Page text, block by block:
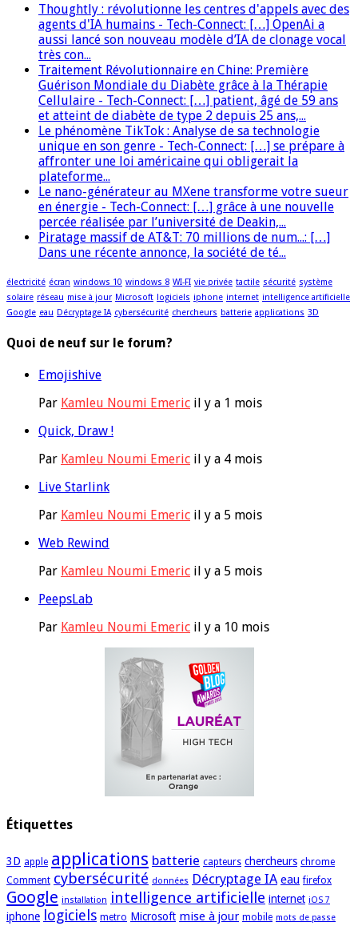
Thoughtly : révolutionne les centres d'appels avec des
agents d'IA humains - Tech-Connect: […] OpenAi a
aussi lancé son nouveau modèle d’IA de clonage vocal
très con...
Traitement Révolutionnaire en Chine: Première
Guérison Mondiale du Diabète grâce à la Thérapie
Cellulaire - Tech-Connect: […] patient, âgé de 59 ans
et atteint de diabète de type 2 depuis 25 ans,...
Le phénomène TikTok : Analyse de sa technologie
unique en son genre - Tech-Connect: […] se prépare à
affronter une loi américaine qui obligerait la
plateforme...
Le nano-générateur au MXene transforme votre sueur
en énergie - Tech-Connect: […] grâce à une nouvelle
percée réalisée par l’université de Deakin,...
Piratage massif de AT&T: 70 millions de num...: […]
Dans une récente annonce, la société de té...
électricité écran windows 10 windows 8 WI-FI vie privée tactile sécurité système
solaire réseau mise à jour Microsoft logiciels iphone internet intelligence artificielle
Google eau Décryptage IA cybersécurité chercheurs batterie applications 3D
Quoi de neuf sur le forum?
Emojishive
Par Kamleu Noumi Emeric il y a 1 mois
Quick, Draw !
Par Kamleu Noumi Emeric il y a 4 mois
Live Starlink
Par Kamleu Noumi Emeric il y a 5 mois
Web Rewind
Par Kamleu Noumi Emeric il y a 5 mois
PeepsLab
Par Kamleu Noumi Emeric il y a 10 mois
Étiquettes
3D apple applications batterie capteurs chercheurs chrome
Comment cybersécurité données Décryptage IA eau firefox
Google installation intelligence artificielle internet iOS 7
iphone logiciels metro Microsoft mise à jour mobile mots de passe